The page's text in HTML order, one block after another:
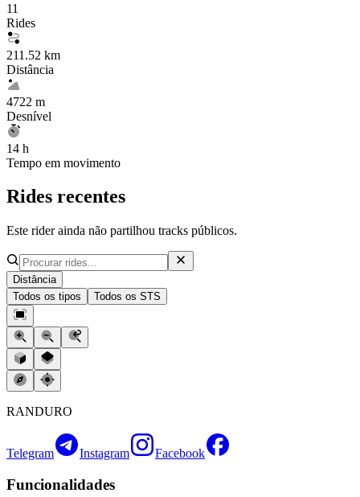
11
Rides
211.52 km
Distância
4722 m
Desnível
14 h
Tempo em movimento
Rides recentes
Este rider ainda não partilhou tracks públicos.
Distância
Todos os tipos
Todos os STS
RANDURO
Telegram Instagram Facebook
Funcionalidades